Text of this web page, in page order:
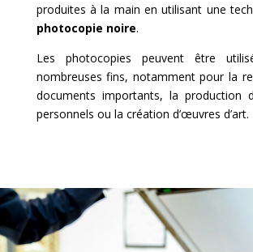
produites à la main en utilisant une
photocopie noire.
Les photocopies peuvent être
nombreuses fins, notamment pour la
documents importants, la production
personnels ou la création d’œuvres d’art.